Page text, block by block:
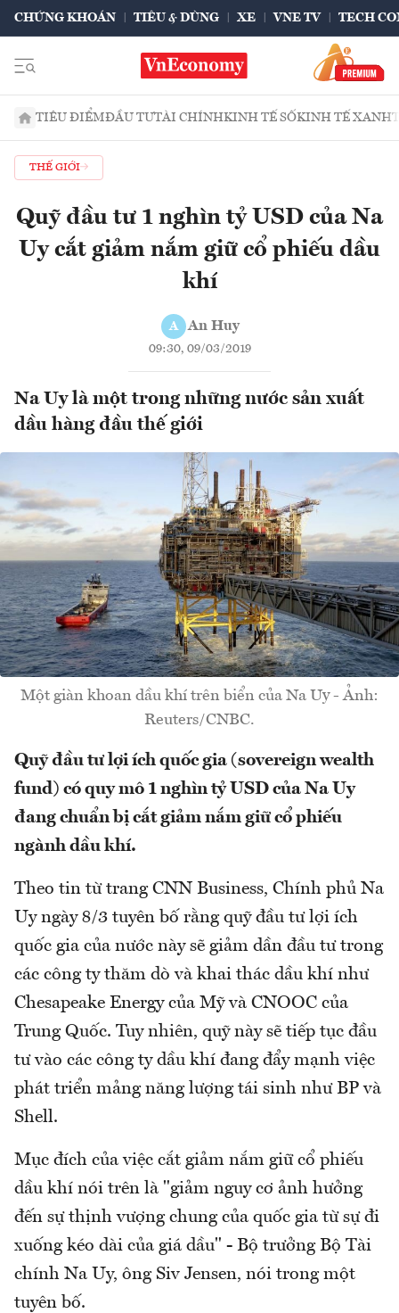
CHỨNG KHOÁN TIÊU & DÙNG XE VNE TV TECH
TIÊU ĐIỂMĐẦU TƯTÀI CHÍNHKINH TẾ SỐKINH TẾ XANH
THẾ GIỚI
Quỹ đầu tư 1 nghìn tỷ USD của Na
Uy cắt giảm nắm giữ cổ phiếu dầu
khí
A An Huy
09:30, 09/03/2019
Na Uy là một trong những nước sản xuất
dầu hàng đầu thế giới
Một giàn khoan dầu khí trên biển của Na Uy - Ảnh:
Reuters/CNBC.
Quỹ đầu tư lợi ích quốc gia (sovereign wealth
fund) có quy mô 1 nghìn tỷ USD của Na Uy
đang chuẩn bị cắt giảm nắm giữ cổ phiếu
ngành dầu khí.
Theo tin từ trang CNN Business, Chính phủ Na
Uy ngày 8/3 tuyên bố rằng quỹ đầu tư lợi ích
quốc gia của nước này sẽ giảm dần đầu tư trong
các công ty thăm dò và khai thác dầu khí như
Chesapeake Energy của Mỹ và CNOOC của
Trung Quốc. Tuy nhiên, quỹ này sẽ tiếp tục đầu
tư vào các công ty dầu khí đang đẩy mạnh việc
phát triển mảng năng lượng tái sinh như BP và
Shell.
Mục đích của việc cắt giảm nắm giữ cổ phiếu
dầu khí nói trên là "giảm nguy cơ ảnh hưởng
đến sự thịnh vượng chung của quốc gia từ sự đi
xuống kéo dài của giá dầu" - Bộ trưởng Bộ Tài
chính Na Uy, ông Siv Jensen, nói trong một
tuyên bố.